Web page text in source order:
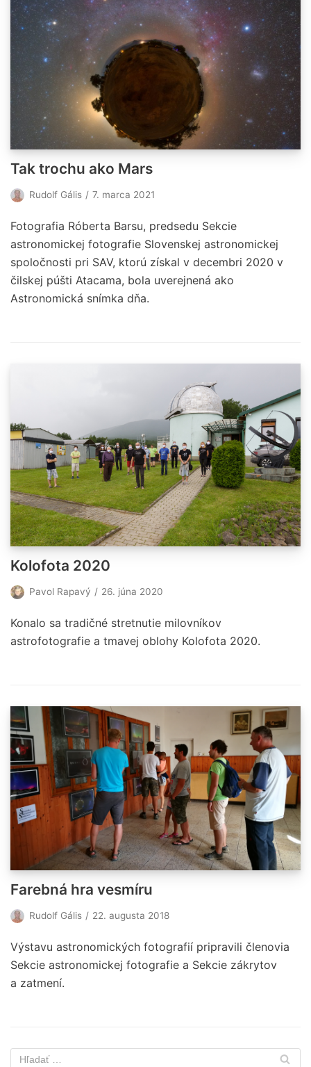
Tak trochu ako Mars
Rudolf Gális 7. marca 2021
Fotografia Róberta Barsu, predsedu Sekcie
astronomickej fotografie Slovenskej astronomickej
spoločnosti pri SAV, ktorú získal v decembri 2020 v
čilskej púšti Atacama, bola uverejnená ako
Astronomická snímka dňa.
Kolofota 2020
Pavol Rapavý 26. júna 2020
Konalo sa tradičné stretnutie milovníkov
astrofotografie a tmavej oblohy Kolofota 2020.
Farebná hra vesmíru
Rudolf Gális 22. augusta 2018
Výstavu astronomických fotografií pripravili členovia
Sekcie astronomickej fotografie a Sekcie zákrytov
a zatmení.